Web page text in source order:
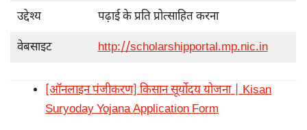
उद्देश्य पढ़ाई के प्रति प्रोत्साहित करना
वेबसाइट http://scholarshipportal.mp.nic.in
[ऑनलाइन पंजीकरण] किसान सूर्योदय योजना | Kisan
Suryoday Yojana Application Form